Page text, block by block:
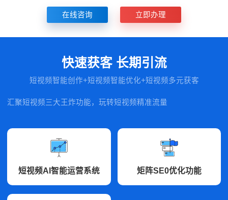
在线咨询 立即办理
快速获客 长期引流
短视频智能创作+短视频智能优化+短视频多元获客
汇聚短视频三大王炸功能，玩转短视频精准流量
短视频AI智能运营系统 矩阵SE0优化功能